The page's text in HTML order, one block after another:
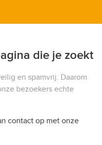
die je zoekt
en spamvrij. Daarom
bezoekers echte
contact op met onze